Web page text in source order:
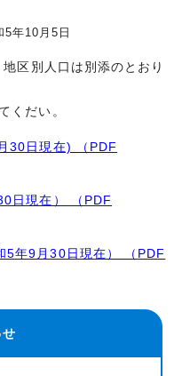
年10月5日
区別人口は別添のとおり
くだい。
30日現在) （PDF
日現在） （PDF
5年9月30日現在） （PDF